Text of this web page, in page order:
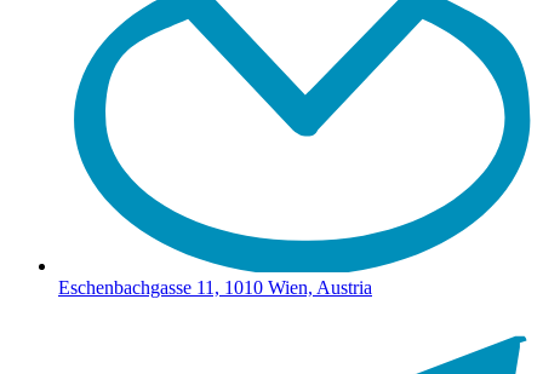
Eschenbachgasse 11, 1010 Wien, Austria